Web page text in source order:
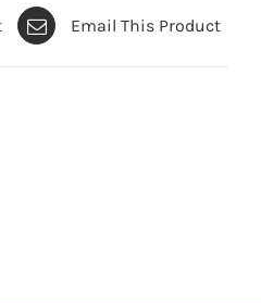
Email This Product